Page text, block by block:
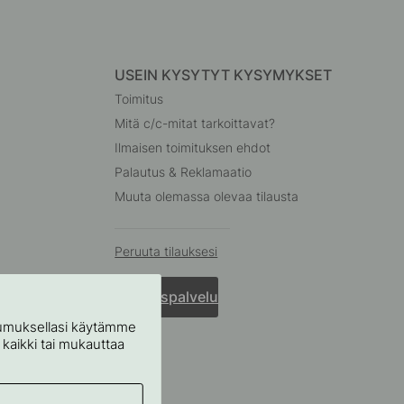
USEIN KYSYTYT KYSYMYKSET
Toimitus
Mitä c/c-mitat tarkoittavat?
Ilmaisen toimituksen ehdot
Palautus & Reklamaatio
Muuta olemassa olevaa tilausta
Peruuta tilauksesi
Asiakaspalvelu
käytämme
tai mukauttaa